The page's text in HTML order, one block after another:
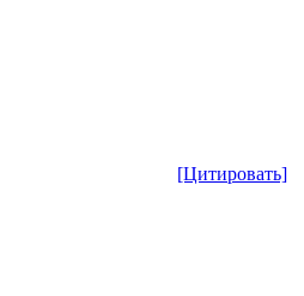
[Цитировать]